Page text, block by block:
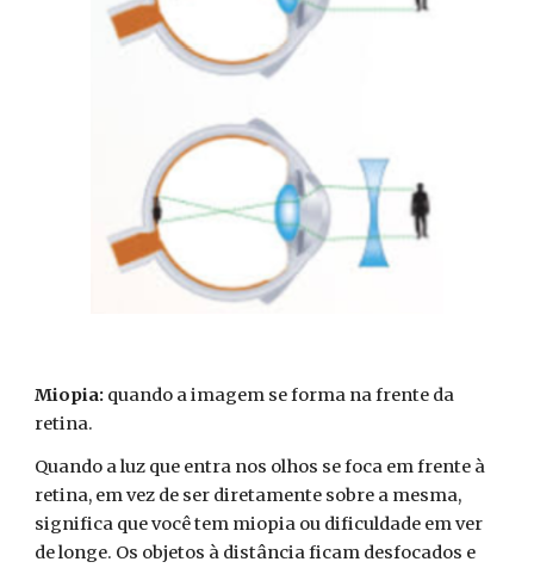
Miopia: quando a imagem se forma na frente da
retina.
Quando a luz que entra nos olhos se foca em frente à
retina, em vez de ser diretamente sobre a mesma,
significa que você tem miopia ou dificuldade em ver
de longe. Os objetos à distância ficam desfocados e